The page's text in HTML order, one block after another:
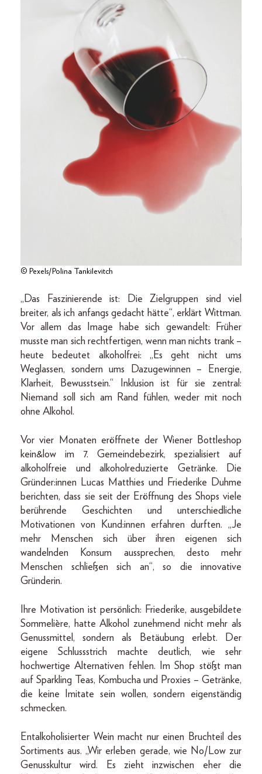
© Pexels/Polina Tankilevitch
„Das Faszinierende ist: Die Zielgruppen sind viel
breiter, als ich anfangs gedacht hätte“, erklärt Wittman.
Vor allem das Image habe sich gewandelt: Früher
musste man sich rechtfertigen, wenn man nichts trank –
heute bedeutet alkoholfrei: „Es geht nicht ums
Weglassen, sondern ums Dazugewinnen – Energie,
Klarheit, Bewusstsein.“ Inklusion ist für sie zentral:
Niemand soll sich am Rand fühlen, weder mit noch
ohne Alkohol.
Vor vier Monaten eröffnete der Wiener Bottleshop
kein&low im 7. Gemeindebezirk, spezialisiert auf
alkoholfreie und alkoholreduzierte Getränke. Die
Gründer:innen Lucas Matthies und Friederike Duhme
berichten, dass sie seit der Eröffnung des Shops viele
berührende Geschichten und unterschiedliche
Motivationen von Kund:innen erfahren durften. „Je
mehr Menschen sich über ihren eigenen sich
wandelnden Konsum aussprechen, desto mehr
Menschen schließen sich an“, so die innovative
Gründerin.
Ihre Motivation ist persönlich: Friederike, ausgebildete
Sommelière, hatte Alkohol zunehmend nicht mehr als
Genussmittel, sondern als Betäubung erlebt. Der
eigene Schlussstrich machte deutlich, wie sehr
hochwertige Alternativen fehlen. Im Shop stößt man
auf Sparkling Teas, Kombucha und Proxies – Getränke,
die keine Imitate sein wollen, sondern eigenständig
schmecken.
Entalkoholisierter Wein macht nur einen Bruchteil des
Sortiments aus. „Wir erleben gerade, wie No/Low zur
Genusskultur wird. Es zieht inzwischen eher die